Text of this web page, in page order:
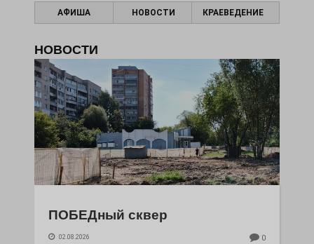
АФИША НОВОСТИ КРАЕВЕДЕНИЕ
НОВОСТИ
ПОБЕДный сквер
02.08.2026 0